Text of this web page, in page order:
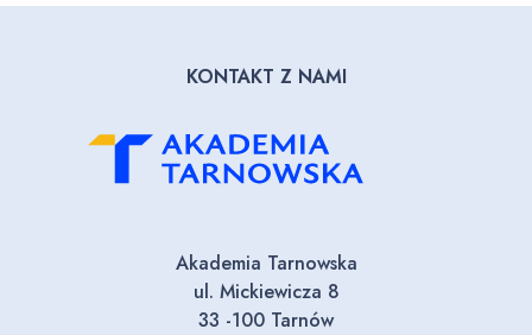
KONTAKT Z NAMI
Akademia Tarnowska
ul. Mickiewicza 8
33 -100 Tarnów